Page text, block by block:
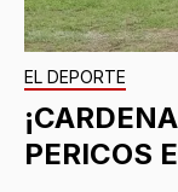
EL DEPORTE
PERICOS